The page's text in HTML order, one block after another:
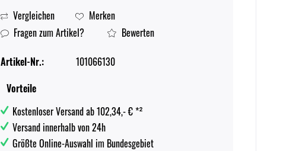
Vergleichen
Merken
Fragen zum Artikel?
Bewerten
Artikel-Nr.:
101066130
Vorteile
Kostenloser Versand ab 102,34,- € *²
Versand innerhalb von 24h
Größte Online-Auswahl im Bundesgebiet